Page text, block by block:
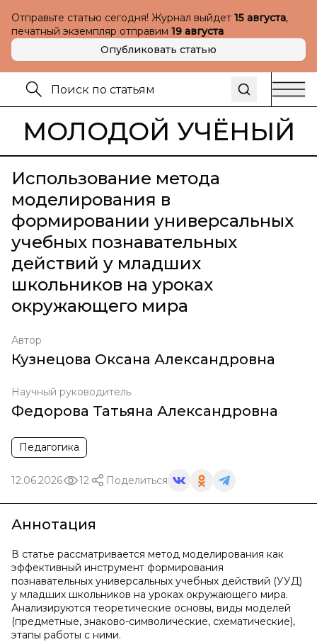
Отправьте статью сегодня! Журнал выйдет 15 августа,
печатный экземпляр отправим 19 августа
Опубликовать статью
МОЛОДОЙ УЧЁНЫЙ
Использование метода
моделирования в
формировании универсальных
учебных познавательных
действий у младших
школьников на уроках
окружающего мира
Автор
Кузнецова Оксана Александровна
Научный руководитель
Федорова Татьяна Александровна
Педагогика
12.06.2026 12 Поделиться
Аннотация
В статье рассматривается метод моделирования как
эффективный инструмент формирования
познавательных универсальных учебных действий (УУД)
у младших школьников на уроках окружающего мира.
Анализируются теоретические основы, виды моделей
(предметные, знаково-символические, схематические),
этапы работы с ними.